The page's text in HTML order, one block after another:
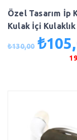
Özel Tasarım İp
Kulak İçi
Turuncu, Yeşil,
₺130,00 Orijinal
₺